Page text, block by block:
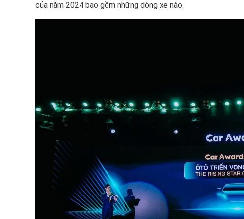
của năm 2024 bao gồm những dòng xe nào.